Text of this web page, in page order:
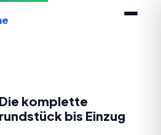
komplette
bis Einzug